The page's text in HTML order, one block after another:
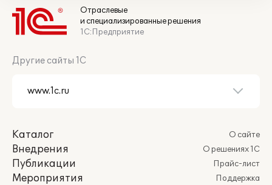
Отраслевые
и специализированные решения
1С:Предприятие
Другие сайты 1С
Каталог
Внедрения
Публикации
Мероприятия
О сайте
О решениях 1С
Прайс-лист
Поддержка